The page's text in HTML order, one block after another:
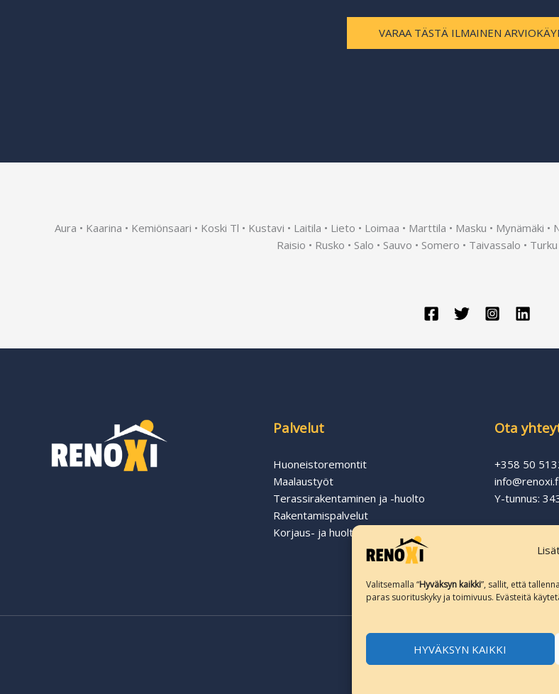
Valitsemalla “Hyväksyn kaikki”, sallit, että
paras suorituskyky ja toimivuus. Evästeitä
HYVÄKSYN KAIKKI
VARAA TÄSTÄ ILMAINEN
Aura • Kaarina • Kemiönsaari • Koski Tl • Kustavi • Laitila • Lieto • Loimaa • Marttila • Masku • Mynämäki
Raisio • Rusko • Salo • Sauvo • Somero • Taivassalo •
Palvelut
Huoneistoremontit
Maalaustyöt
Terassirakentaminen ja -huolto
Rakentamispalvelut
Korjaus- ja huoltotyöt
Ota
+358 50
Y-tunnus:
Rekisteri-